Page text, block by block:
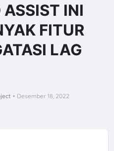
INI
FITUR
LAG
• Desember 18, 2022